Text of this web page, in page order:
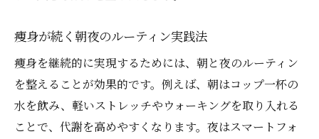
痩身が続く朝夜のルーティン実践法
痩身を継続的に実現するためには、朝と夜のルーティン
を整えることが効果的です。例えば、朝はコップ一杯の
水を飲み、軽いストレッチやウォーキングを取り入れる
ことで、代謝を高めやすくなります。夜はスマートフォ